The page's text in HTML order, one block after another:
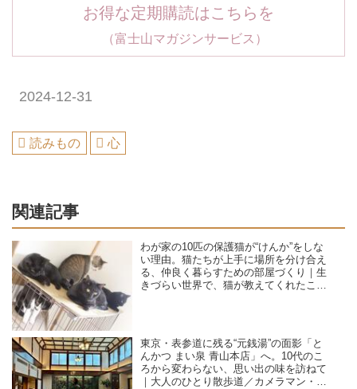
お得な定期購読はこちらを
（富士山マガジンサービス）
2024-12-31
読みもの 心
関連記事
わが家の10匹の保護猫が“けんか”をしな
い理由。猫たちが上手に場所を分け合え
る、仲良く暮らすための部屋づくり｜生
きづらい世界で、猫が教えてくれたこと
東京・表参道に残る“元銭湯”の面影「と
んかつ まい泉 青山本店」へ。10代のこ
ろから変わらない、思い出の味を訪ねて
｜大人のひとり散歩道／カメラマン・石